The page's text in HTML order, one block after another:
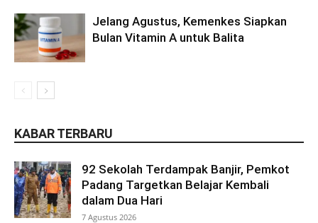
Jelang Agustus, Kemenkes Siapkan
Bulan Vitamin A untuk Balita
KABAR TERBARU
92 Sekolah Terdampak Banjir, Pemkot
Padang Targetkan Belajar Kembali
dalam Dua Hari
7 Agustus 2026